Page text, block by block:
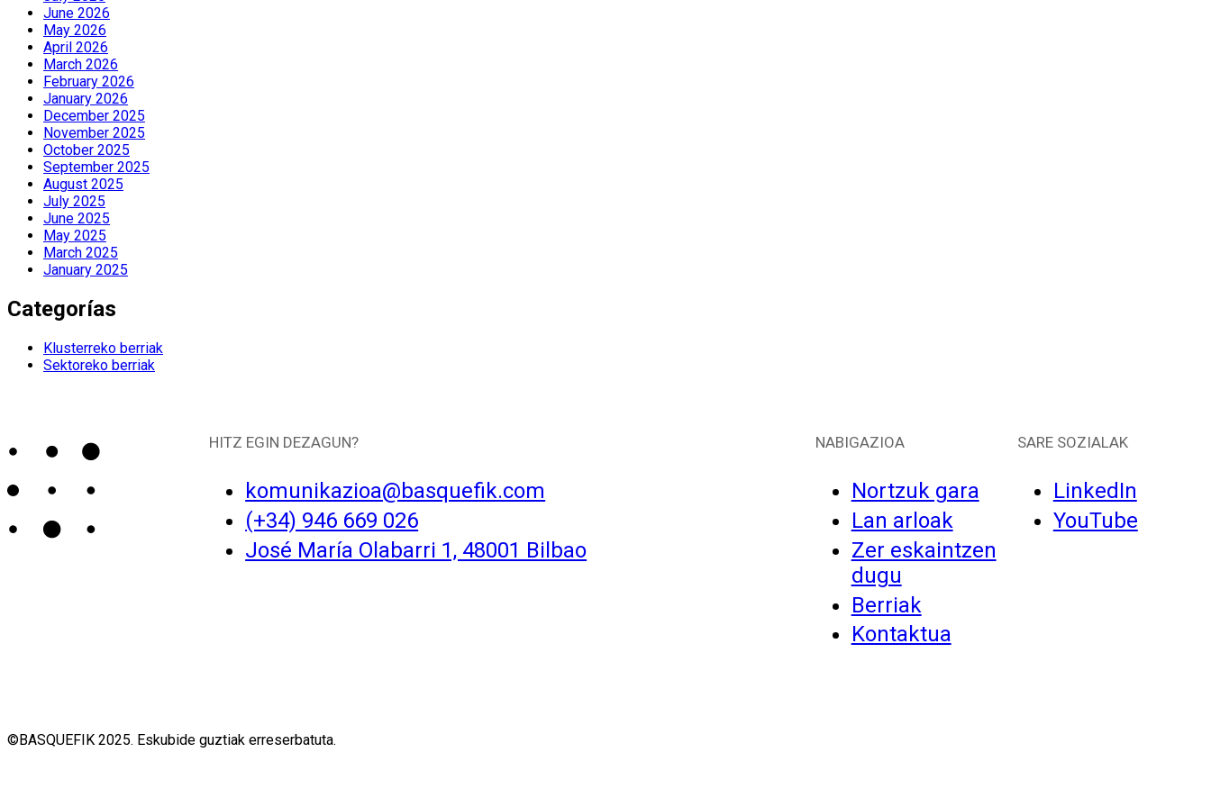
June 2026
May 2026
April 2026
March 2026
February 2026
January 2026
December 2025
November 2025
October 2025
September 2025
August 2025
July 2025
June 2025
May 2025
March 2025
January 2025
Categorías
Klusterreko berriak
Sektoreko berriak
HITZ EGIN DEZAGUN?
komunikazioa@basquefik.com
(+34) 946 669 026
José María Olabarri 1, 48001 Bilbao
NABIGAZIOA
Nortzuk gara
Lan arloak
Zer eskaintzen
dugu
Berriak
Kontaktua
SARE SOZIALAK
LinkedIn
YouTube
©BASQUEFIK 2025. Eskubide guztiak erreserbatuta.